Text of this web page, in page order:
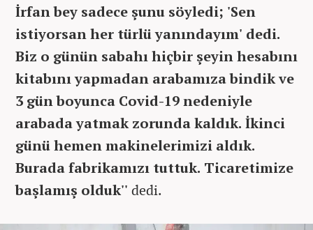
İrfan bey sadece şunu söyledi; 'Sen
istiyorsan her türlü yanındayım' dedi.
Biz o günün sabahı hiçbir şeyin hesabını
kitabını yapmadan arabamıza bindik ve
3 gün boyunca Covid-19 nedeniyle
arabada yatmak zorunda kaldık. İkinci
günü hemen makinelerimizi aldık.
Burada fabrikamızı tuttuk. Ticaretimize
başlamış olduk'' dedi.